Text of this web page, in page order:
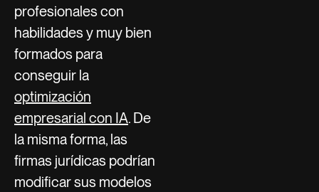
profesionales con
habilidades y muy bien
formados para
conseguir la
optimización
empresarial con IA. De
la misma forma, las
firmas jurídicas podrían
modificar sus modelos